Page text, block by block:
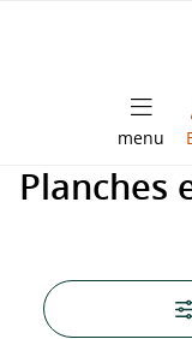
menu
Planches